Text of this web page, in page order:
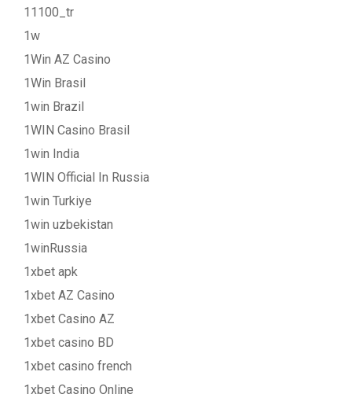
11100_tr
1w
1Win AZ Casino
1Win Brasil
1win Brazil
1WIN Casino Brasil
1win India
1WIN Official In Russia
1win Turkiye
1win uzbekistan
1winRussia
1xbet apk
1xbet AZ Casino
1xbet Casino AZ
1xbet casino BD
1xbet casino french
1xbet Casino Online